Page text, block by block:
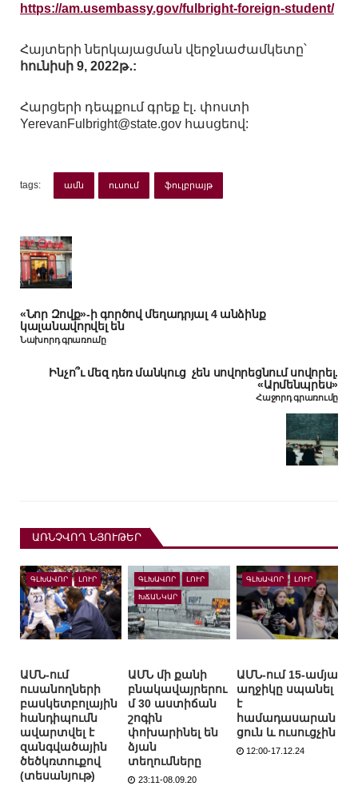
https://am.usembassy.gov/fulbright-foreign-student/
Հայտերի ներկայացման վերջնաժամկետը՝
հունիսի 9, 2022թ․:
Հարցերի դեպքում գրեք էլ․ փոստի
YerevanFulbright@state.gov հասցեով:
tags: ամն ուսում ֆուլբրայթ
«Նոր Զովք»-ի գործով մեղադրյալ 4 անձինք
կալանավորվել են
Նախորդ գրառումը
Ինչո՞ւ մեզ դեռ մանկուց չեն սովորեցնում սովորել.
«Արմենպրես»
Հաջորդ գրառումը
ԱՌՆՉՎՈՂ ՆՅՈՒԹԵՐ
ԳԼԽԱՎՈՐ ԼՈՒՐ
ԱՄՆ-ում
ուսանողների
բասկետբոլային
հանդիպումն
ավարտվել է
զանգվածային
ծեծկռտուքով
(տեսանյութ)
ԳԼԽԱՎՈՐ ԼՈՒՐ
ԽՃԱՆԿԱՐ
ԱՄՆ մի քանի
բնակավայրերու
մ 30 աստիճան
շոգին
փոխարինել են
ձյան
տեղումները
23:11-08.09.20
ԳԼԽԱՎՈՐ ԼՈՒՐ
ԱՄՆ-ում 15-ամյա
աղջիկը սպանել
է
համադասարան
ցուն և ուսուցչին
12:00-17.12.24